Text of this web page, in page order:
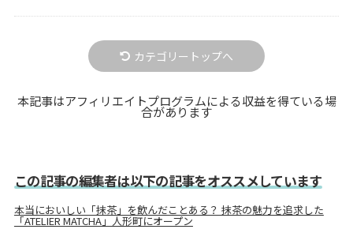
カテゴリートップへ
本記事はアフィリエイトプログラムによる収益を得ている場
合があります
この記事の編集者は以下の記事をオススメしています
本当においしい「抹茶」を飲んだことある？ 抹茶の魅力を追求した
「ATELIER MATCHA」人形町にオープン